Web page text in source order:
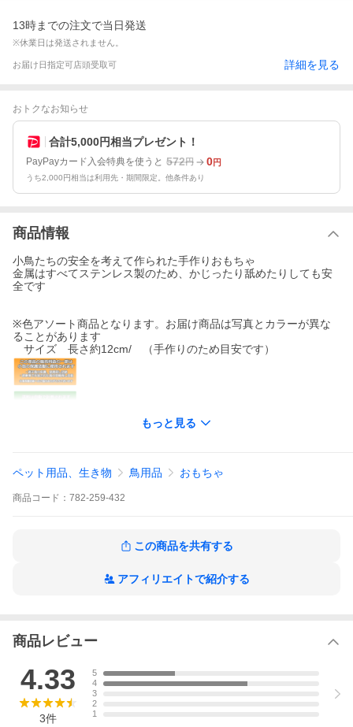
13時までの注文で当日発送
※休業日は発送されません。
お届け日指定可 店頭受取可 詳細を見る
おトクなお知らせ
合計5,000円相当プレゼント！
PayPayカード入会特典を使うと 572円 0円
うち2,000円相当は利用先・期間限定。他条件あり
商品情報
小鳥たちの安全を考えて作られた手作りおもちゃ
金属はすべてステンレス製のため、かじったり舐めたりしても安
全です
※色アソート商品となります。お届け商品は写真とカラーが異な
ることがあります
サイズ 長さ約12cm/ （手作りのため目安です）
もっと見る
ペット用品、生き物 鳥用品 おもちゃ
商品 コード： 782-259-432
この商品を共有する
アフィリエイトで紹介する
商品レビュー
4.33
3件
5
4
3
2
1